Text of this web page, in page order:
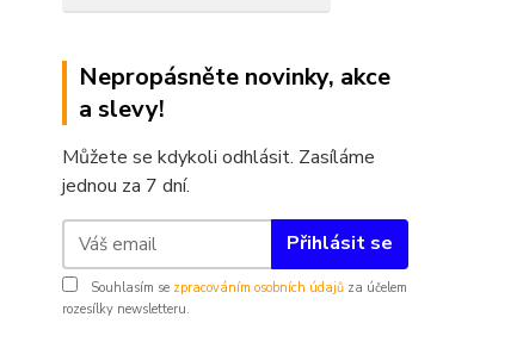
Nepropásněte novinky, akce
a slevy!
Můžete se kdykoli odhlásit. Zasíláme
jednou za 7 dní.
Přihlásit se
Souhlasím se zpracováním osobních údajů za účelem
rozesílky newsletteru.